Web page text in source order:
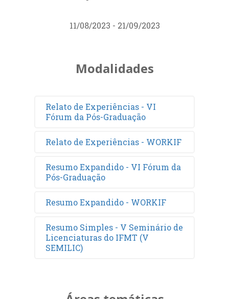
11/08/2023 - 21/09/2023
Modalidades
Relato de Experiências - VI
Fórum da Pós-Graduação
Relato de Experiências - WORKIF
Resumo Expandido - VI Fórum da
Pós-Graduação
Resumo Expandido - WORKIF
Resumo Simples - V Seminário de
Licenciaturas do IFMT (V
SEMILIC)